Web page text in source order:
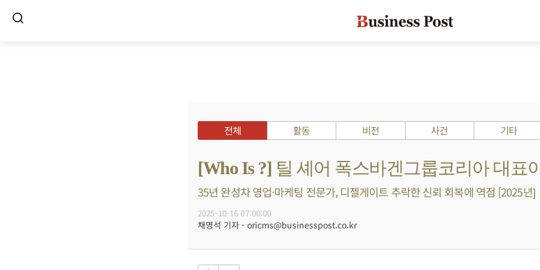
전체 활동 비전 사건 기타
[Who Is ?] 틸 셰어 폭스바겐그룹코리아 대표
35년 완성차 영업·마케팅 전문가, 디젤게이트 추락한 신뢰 회복에 역점 [2025년]
2025-10-16 07:00:00
채명석 기자 - oricms@businesspost.co.kr